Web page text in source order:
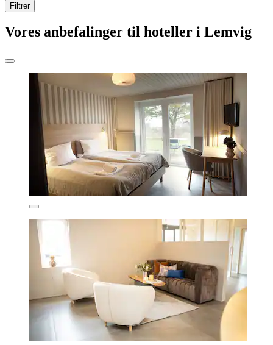
Filtrer
Vores anbefalinger til hoteller i Lemvig